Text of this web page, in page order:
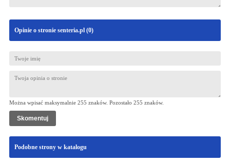
Opinie o stronie senteria.pl (0)
Można wpisać maksymalnie 255 znaków. Pozostało 255 znaków.
Podobne strony w katalogu